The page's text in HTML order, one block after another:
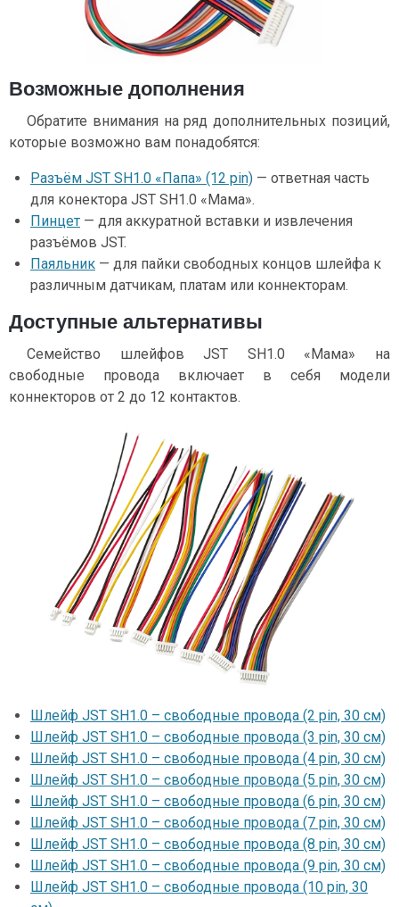
Возможные дополнения
Обратите внимания на ряд дополнительных позиций,
которые возможно вам понадобятся:
Разъём JST SH1.0 «Папа» (12 pin) — ответная часть
для конектора JST SH1.0 «Мама».
Пинцет — для аккуратной вставки и извлечения
разъёмов JST.
Паяльник — для пайки свободных концов шлейфа к
различным датчикам, платам или коннекторам.
Доступные альтернативы
Семейство шлейфов JST SH1.0 «Мама» на
свободные провода включает в себя модели
коннекторов от 2 до 12 контактов.
Шлейф JST SH1.0 – свободные провода (2 pin, 30 см)
Шлейф JST SH1.0 – свободные провода (3 pin, 30 см)
Шлейф JST SH1.0 – свободные провода (4 pin, 30 см)
Шлейф JST SH1.0 – свободные провода (5 pin, 30 см)
Шлейф JST SH1.0 – свободные провода (6 pin, 30 см)
Шлейф JST SH1.0 – свободные провода (7 pin, 30 см)
Шлейф JST SH1.0 – свободные провода (8 pin, 30 см)
Шлейф JST SH1.0 – свободные провода (9 pin, 30 см)
Шлейф JST SH1.0 – свободные провода (10 pin, 30